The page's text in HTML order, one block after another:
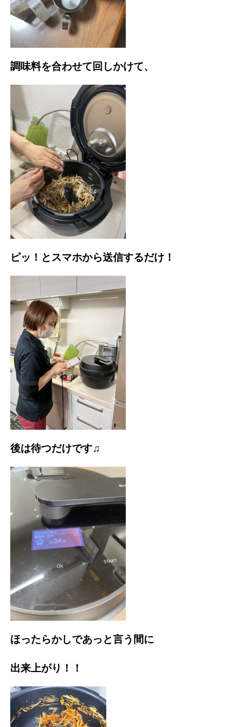
調味料を合わせて回しかけて、
ピッ！とスマホから送信するだけ！
後は待つだけです♫
ほったらかしであっと言う間に
出来上がり！！